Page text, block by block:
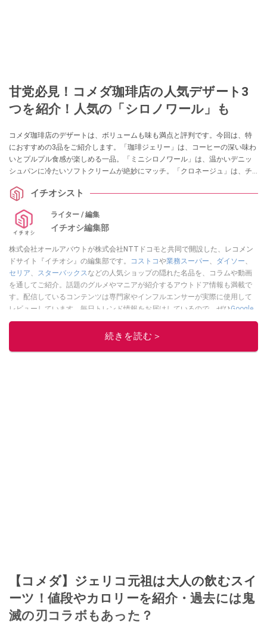
甘党必見！コメダ珈琲店の人気デザート3
つを紹介！人気の「シロノワール」も
コメダ珈琲店のデザートは、ボリュームも味も満点と評判です。今回は、特
におすすめの3品をご紹介します。「珈琲ジェリー」は、コーヒーの深い味わ
いとプルプル食感が楽しめる一品。「ミニシロノワール」は、温かいデニッ
シュパンに冷たいソフトクリームが絶妙にマッチ。「クロネージュ」は、チ
たい逸品ばかり！
イチオシスト
ライター / 編集
イチオシ編集部
株式会社オールアバウトが株式会社NTTドコモと共同で開設した、レコメン
ドサイト『イチオシ』の編集部です。
コストコや業務スーパー ダイソー
セリア
スターバックス などの人気ショップの隠れた名品を、コラムや動画
を通してご紹介。話題のグルメやマニアが紹介するアウトドア情報も満載で
す。配信しているコンテンツは専門家やインフルエンサーが実際に使用して
レビューしています。毎日トレンド情報をお届けしているので、ぜひGoogle
ニュースでフォローしてください！
このイチオシストの他の記事を読む
続きを読む＞
【コメダ】ジェリコ元祖は大人の飲むスイ
ーツ！値段やカロリーを紹介・過去には鬼
滅の刃コラボもあった？